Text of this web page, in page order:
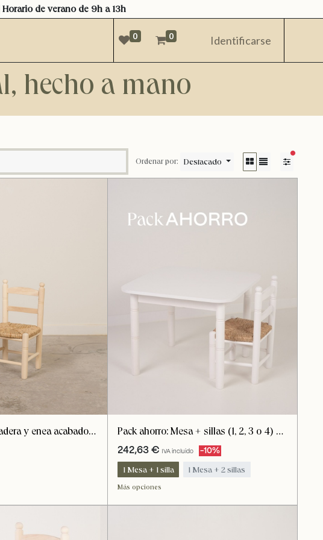
Horario de verano de 9h a 13h
0 0 Identificarse
hecho a mano
Ordenar por: Destacado
filtros
y enea acabado
Pack ahorro: Mesa + sillas (1, 2, 3 o 4) de
madera infantil. Color blanco lacado
242,63 € IVA incluido -10%
1 Mesa + 1 silla
1 Mesa + 2 sillas
1 Mesa + 3 sillas
Más opciones